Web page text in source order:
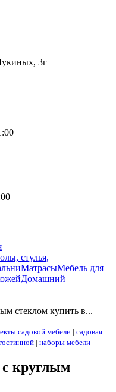
3г
стулья,
МатрасыМебель для
Домашний
стеклом купить в...
садовой мебели | садовая
| наборы мебели
круглым